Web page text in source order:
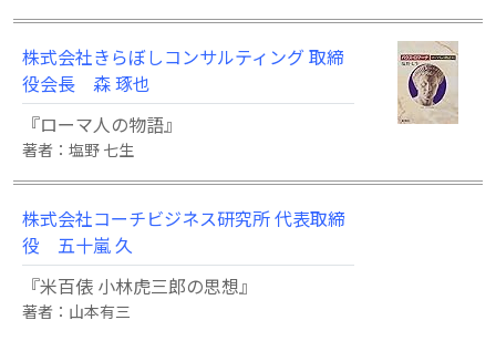
株式会社きらぼしコンサルティング 取締
役会長 森 琢也
『ローマ人の物語』
著者：塩野 七生
株式会社コーチビジネス研究所 代表取締
役 五十嵐 久
『米百俵 小林虎三郎の思想』
著者：山本有三